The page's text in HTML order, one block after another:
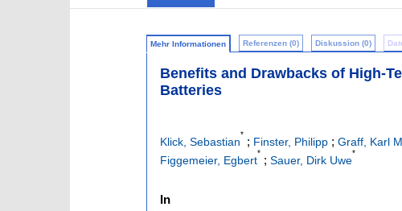
Mehr Informationen Referenzen (0) Diskussion (0)
Benefits and Drawbacks of High-
Batteries
Klick, Sebastian
*
; Finster, Philipp ; Graff, Karl
Figgemeier, Egbert
*
; Sauer, Dirk Uwe
*
In